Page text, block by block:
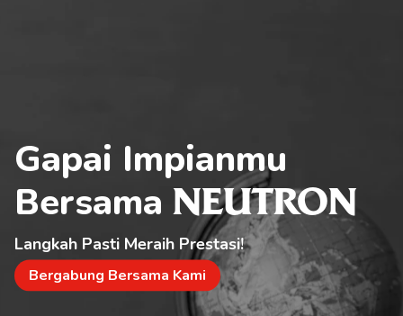
Gapai Impianmu
Bersama NEUTRON
Langkah Pasti Meraih Prestasi!
Bergabung Bersama Kami